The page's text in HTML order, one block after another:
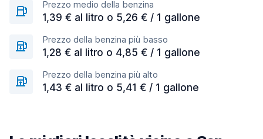
Prezzo medio della benzina
1,39 € al litro o 5,26 € / 1 gallone
Prezzo della benzina più basso
1,28 € al litro o 4,85 € / 1 gallone
Prezzo della benzina più alto
1,43 € al litro o 5,41 € / 1 gallone